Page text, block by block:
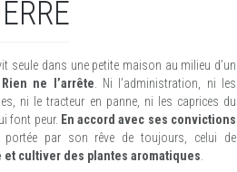
vit seule dans une petite maison au milieu d’un
Rien ne l’arrête . Ni l’administration, ni les
ni le tracteur en panne, ni les caprices du
font peur. En accord avec ses convictions
portée par son rêve de toujours, celui de
cultiver des plantes aromatiques